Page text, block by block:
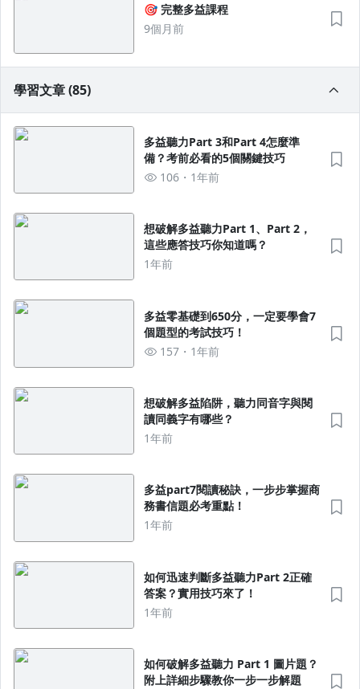
🎯 完整多益課程
9個月前
學習文章 (85)
多益聽力Part 3和Part 4怎麼準
備？考前必看的5個關鍵技巧
106
1年前
想破解多益聽力Part 1、Part 2，
這些應答技巧你知道嗎？
1年前
多益零基礎到650分，一定要學會7
個題型的考試技巧！
157
1年前
想破解多益陷阱，聽力同音字與閱
讀同義字有哪些？
1年前
多益part7閱讀秘訣，一步步掌握商
務書信題必考重點！
1年前
如何迅速判斷多益聽力Part 2正確
答案？實用技巧來了！
1年前
如何破解多益聽力 Part 1 圖片題？
附上詳細步驟教你一步一步解題